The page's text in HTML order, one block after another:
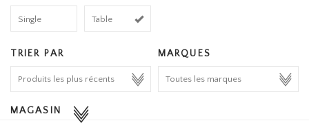
ACCESSOIRES
HOMEWARE
Single Table
TRIER PAR MARQUES
MAGASIN